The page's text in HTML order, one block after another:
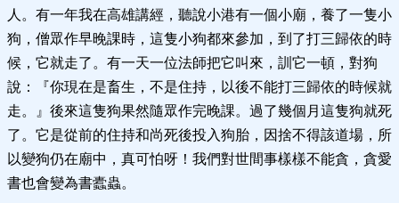
人。有一年我在高雄講經，聽說小港有一個小廟，養了一隻小
狗，僧眾作早晚課時，這隻小狗都來參加，到了打三歸依的時
候，它就走了。有一天一位法師把它叫來，訓它一頓，對狗
說：『你現在是畜生，不是住持，以後不能打三歸依的時候就
走。』後來這隻狗果然隨眾作完晚課。過了幾個月這隻狗就死
了。它是從前的住持和尚死後投入狗胎，因捨不得該道場，所
以變狗仍在廟中，真可怕呀！我們對世間事樣樣不能貪，貪愛
書也會變為書蠹蟲。